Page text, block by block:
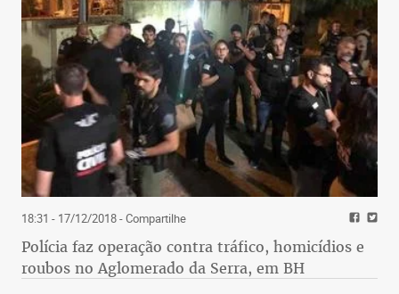
18:31 - 17/12/2018- Compartilhe
Polícia faz operação contra tráfico, homicídios e
roubos no Aglomerado da Serra, em BH